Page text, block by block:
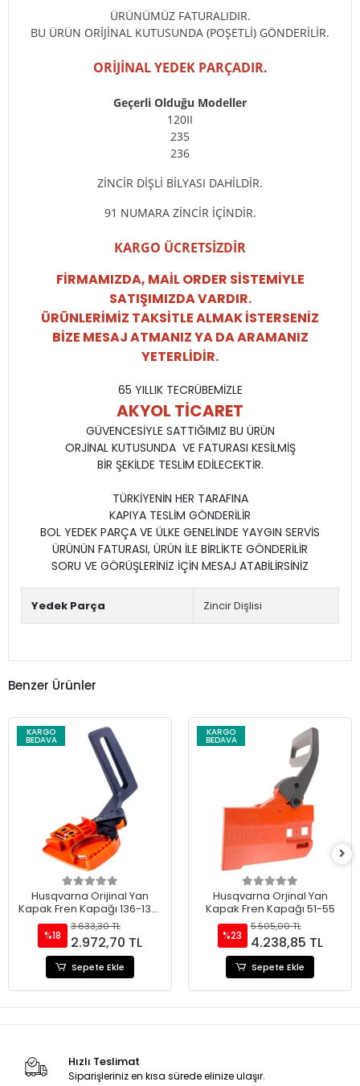
ÜRÜNÜMÜZ FATURALIDIR.
BU ÜRÜN ORİJİNAL KUTUSUNDA (POŞETLİ) GÖNDERİLİR.
ORİJİNAL YEDEK PARÇADIR.
Geçerli Olduğu Modeller
120II
235
236
ZİNCİR DİŞLİ BİLYASI DAHİLDİR.
91 NUMARA ZİNCİR İÇİNDİR.
KARGO ÜCRETSİZDİR
FİRMAMIZDA, MAİL ORDER SİSTEMİYLE
SATIŞIMIZDA VARDIR.
ÜRÜNLERİMİZ TAKSİTLE ALMAK İSTERSENİZ
BİZE MESAJ ATMANIZ YA DA ARAMANIZ
YETERLİDİR.
65 YILLIK TECRÜBEMİZLE
AKYOL TİCARET
GÜVENCESİYLE SATTIĞIMIZ BU ÜRÜN
ORJİNAL KUTUSUNDA VE FATURASI KESİLMİŞ
BİR ŞEKİLDE TESLİM EDİLECEKTİR.
TÜRKİYENİN HER TARAFINA
KAPIYA TESLİM GÖNDERİLİR
BOL YEDEK PARÇA VE ÜLKE GENELİNDE YAYGIN SERVİS
ÜRÜNÜN FATURASI, ÜRÜN İLE BİRLİKTE GÖNDERİLİR
SORU VE GÖRÜŞLERİNİZ İÇİN MESAJ ATABİLİRSİNİZ
Yedek Parça Zincir Dişlisi
Benzer Ürünler
KARGO
BEDAVA
Husqvarna Orijinal Yan
Kapak Fren Kapağı 136-137-
141-142
%18
3.633,30 TL
2.972,70 TL
Sepete Ekle
KARGO
BEDAVA
Husqvarna Orjinal Yan
Kapak Fren Kapağı 51-55
%23
5.505,00 TL
4.238,85 TL
Sepete Ekle
Hızlı Teslimat
Siparişleriniz en kısa sürede elinize ulaşır.